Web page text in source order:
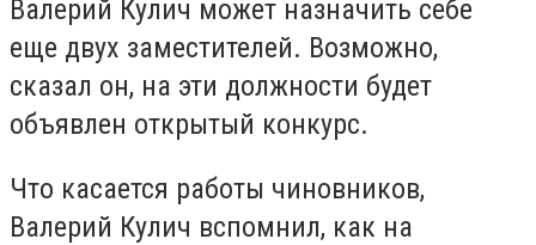
Валерий Кулич может назначить себе
еще двух заместителей. Возможно,
сказал он, на эти должности будет
объявлен открытый конкурс.
Что касается работы чиновников,
Валерий Кулич вспомнил, как на